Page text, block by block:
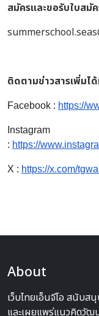
สมัครและขอรับใบสมั
ติดตามข่าวสารเพิ่มไ
Facebook : https://
Instagram
: https://
X : https://x.com/
About
เว็บไทยเอ็นจีโอ สนับ
และเผยแพร่แนวคิดวัฒ